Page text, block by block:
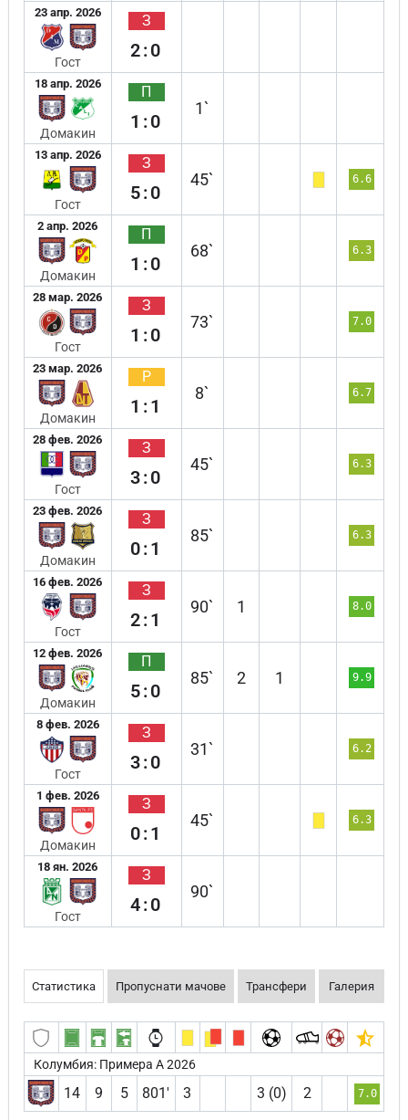
23 апр. 2026
Гост
З
2:0
18 апр. 2026
Домакин
П
1:0
1`
13 апр. 2026
Гост
З
5:0
45` 6.6
2 апр. 2026
Домакин
П
1:0
68` 6.3
28 мар. 2026
Гост
З
1:0
73` 7.0
23 мар. 2026
Домакин
Р
1:1
8` 6.7
28 фев. 2026
Гост
З
3:0
45` 6.3
23 фев. 2026
Домакин
З
0:1
85` 6.3
16 фев. 2026
Гост
З
2:1
90` 1 8.0
12 фев. 2026
Домакин
П
5:0
85` 2 1 9.9
8 фев. 2026
Гост
З
3:0
31` 6.2
1 фев. 2026
Домакин
З
0:1
45` 6.3
18 ян. 2026
Гост
З
4:0
90`
Статистика Пропуснати мачове Трансфери Галерия
Колумбия: Примера А 2026
14 9 5 801′ 3 3 (0) 2 7.0